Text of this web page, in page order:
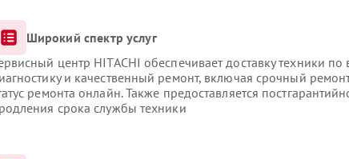
Широкий спектр услуг
центр HITACHI обеспечивает доставку техники
и качественный ремонт, включая срочный
ремонта онлайн. Также предоставляется
срока службы техники